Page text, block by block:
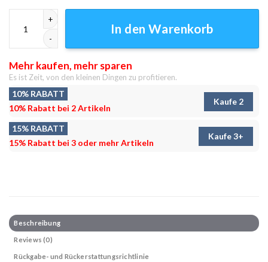
In den Warenkorb
Mehr kaufen, mehr sparen
Es ist Zeit, von den kleinen Dingen zu profitieren.
10% RABATT
10% Rabatt bei 2 Artikeln
Kaufe 2
15% RABATT
15% Rabatt bei 3 oder mehr Artikeln
Kaufe 3+
Beschreibung
Reviews (0)
Rückgabe- und Rückerstattungsrichtlinie